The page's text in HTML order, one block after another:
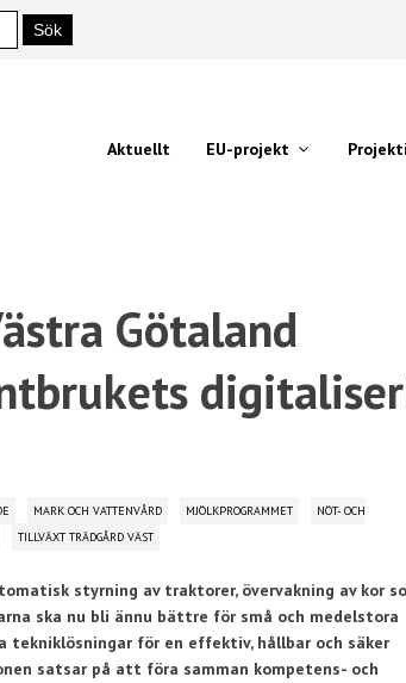
Aktuellt EU-projekt
Götaland
MARK OCH VATTENVÅRD MJÖLKPROGRAMMET
NÖT- OCH
TILLVÄXT TRÄDGÅRD VÄST
styrning av traktorer, övervakning av kor
ska nu bli ännu bättre för små och medelstora
för en effektiv, hållbar och säker
satsar på att föra samman kompetens- och